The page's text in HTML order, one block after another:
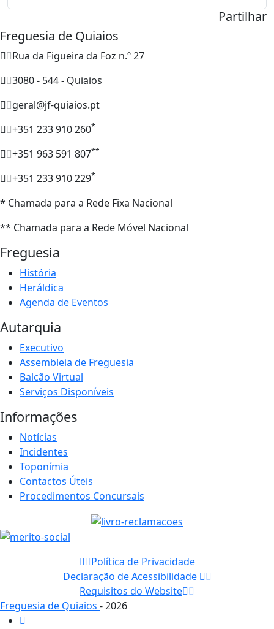
Partilhar
Freguesia de Quiaios
Rua da Figueira da Foz n.º 27
3080 - 544 - Quiaios
geral@jf-quiaios.pt
+351 233 910 260*
+351 963 591 807**
+351 233 910 229*
* Chamada para a Rede Fixa Nacional
** Chamada para a Rede Móvel Nacional
Freguesia
História
Heráldica
Agenda de Eventos
Autarquia
Executivo
Assembleia de Freguesia
Balcão Virtual
Serviços Disponíveis
Informações
Notícias
Incidentes
Toponímia
Contactos Úteis
Procedimentos Concursais
Política de Privacidade
Declaração de Acessibilidade
Requisitos do Website
Freguesia de Quiaios - 2026